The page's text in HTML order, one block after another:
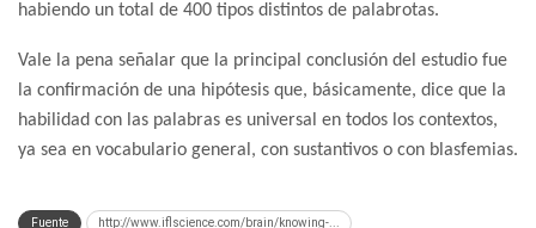
habiendo un total de 400 tipos distintos de palabrotas.
Vale la pena señalar que la principal conclusión del estudio fue
la confirmación de una hipótesis que, básicamente, dice que la
habilidad con las palabras es universal en todos los contextos,
ya sea en vocabulario general, con sustantivos o con blasfemias.
Fuente http://www.iflscience.com/brain/knowing-...